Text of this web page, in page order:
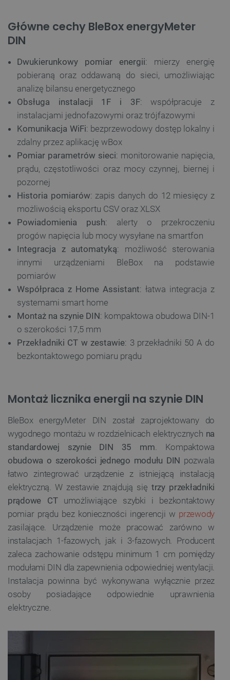
Główne cechy BleBox energyMeter
DIN
Dwukierunkowy pomiar energii: mierzy energię
pobieraną oraz oddawaną do sieci, umożliwiając
analizę bilansu energetycznego
Obsługa instalacji 1F i 3F: współpracuje z
instalacjami jednofazowymi oraz trójfazowymi
Komunikacja WiFi: bezprzewodowy dostęp lokalny i
zdalny przez aplikację wBox
Pomiar parametrów sieci: monitorowanie napięcia,
prądu, częstotliwości oraz mocy czynnej, biernej i
pozornej
Historia pomiarów: zapis danych do 12 miesięcy z
możliwością eksportu CSV oraz XLSX
Powiadomienia push: alerty o przekroczeniu
progów napięcia lub mocy wysyłane na smartfon
Integracja z automatyką: możliwość sterowania
innymi urządzeniami BleBox na podstawie
pomiarów
Współpraca z Home Assistant: łatwa integracja z
systemami smart home
Montaż na szynie DIN: kompaktowa obudowa DIN-1
o szerokości 17,5 mm
Przekładniki CT w zestawie: 3 przekładniki 50 A do
bezkontaktowego pomiaru prądu
Montaż licznika energii na szynie DIN
BleBox energyMeter DIN został zaprojektowany do
wygodnego montażu w rozdzielnicach elektrycznych na
standardowej szynie DIN 35 mm . Kompaktowa
obudowa o szerokości jednego modułu DIN pozwala
łatwo zintegrować urządzenie z istniejącą instalacją
elektryczną. W zestawie znajdują się trzy przekładniki
prądowe CTumożliwiające szybki i bezkontaktowy
pomiar prądu bez konieczności ingerencji w przewody
zasilające. Urządzenie może pracować zarówno w
instalacjach 1-fazowych, jak i 3-fazowych. Producent
zaleca zachowanie odstępu minimum 1 cm pomiędzy
modułami DIN dla zapewnienia odpowiedniej wentylacji.
Instalacja powinna być wykonywana wyłącznie przez
osoby posiadające odpowiednie uprawnienia
elektryczne.